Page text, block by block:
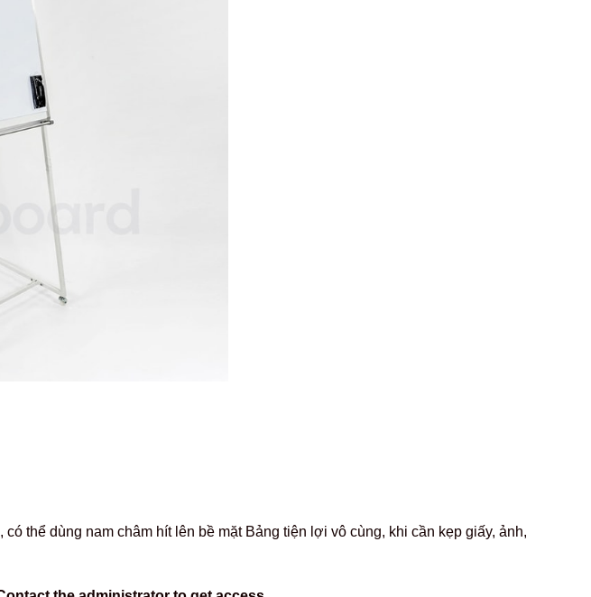
thể dùng nam châm hít lên bề mặt Bảng tiện lợi vô cùng, khi cần kẹp giấy, ảnh,